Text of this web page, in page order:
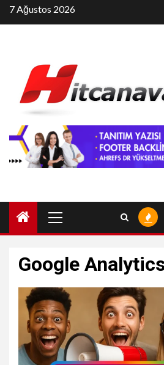
Skip
to
7 Ağustos 2026
Menu
Google